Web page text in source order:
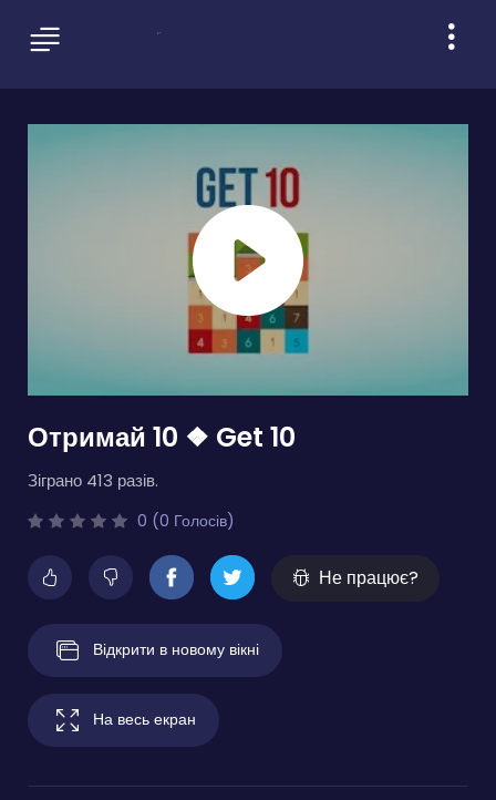
Отримай 10 ❖ Get 10
Зіграно 413 разів.
0 (0 Голосів)
Не працює?
Відкрити в новому вікні
На весь екран